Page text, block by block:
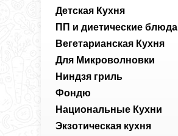
Детская Кухня
ПП и диетические блюда
Вегетарианская Кухня
Для Микроволновки
Ниндзя гриль
Фондю
Национальные Кухни
Экзотическая кухня